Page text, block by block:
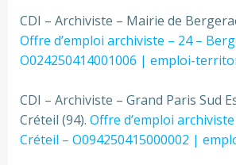
CDI – Archiviste – Mairie de
Offre d’emploi archiviste – 24 –
O024250414001006 | emploi-
CDI – Archiviste – Grand Paris Sud
Créteil (94). Offre d’emploi
Créteil – O094250415000002 |